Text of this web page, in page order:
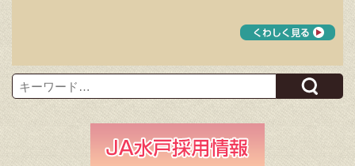
Search